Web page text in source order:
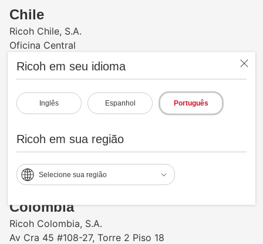
Ricoh em seu idioma
Inglês Espanhol Português
Ricoh em sua região
Selecione sua região
Chile
Ricoh Chile, S.A.
Oficina Central
Andres Bello 2457, piso 14
Providencia, Santiago
Telefone de Suporte e Suprimentos: +56 2 2994 9647
Bodega:
Pudahuel, Santiago
www.ricoh-americalatina.com/es-cl
Colombia
Ricoh Colombia, S.A.
Av Cra 45 #108-27, Torre 2 Piso 18